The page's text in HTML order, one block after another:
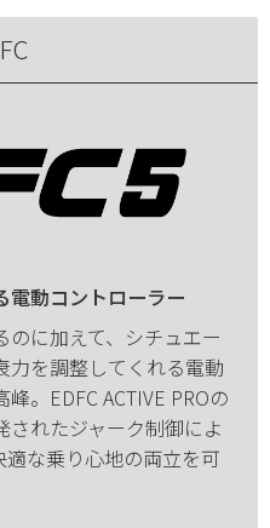
電動コントローラー
に加えて、シチュエー
力を調整してくれる電動
。EDFC ACTIVE PROの
れたジャーク制御によ
適な乗り心地の両立を可